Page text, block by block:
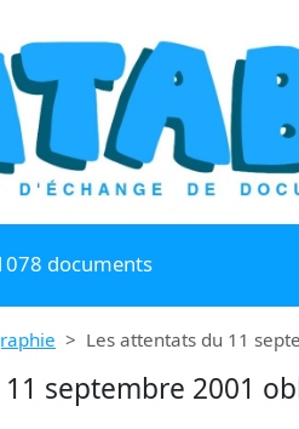
documents
Les attentats du 11
septembre 2001